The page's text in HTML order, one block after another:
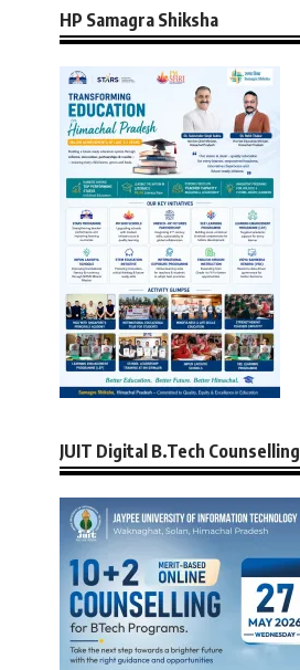
HP Samagra Shiksha
JUIT Digital B.Tech Counselling